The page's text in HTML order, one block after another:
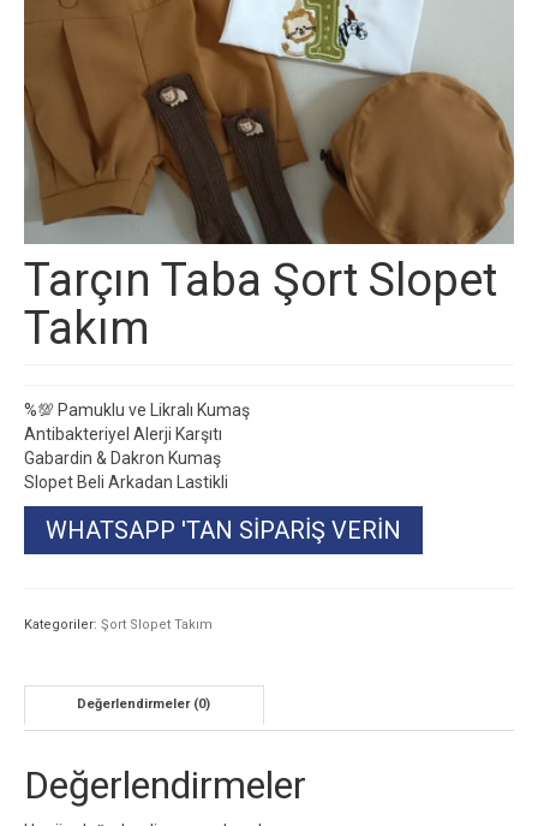
Tarçın Taba Şort Slopet
Takım
%💯 Pamuklu ve Likralı Kumaş
Antibakteriyel Alerji Karşıtı
Gabardin & Dakron Kumaş
Slopet Beli Arkadan Lastikli
WHATSAPP 'TAN SIPARIŞ VERIN
Kategoriler: Şort Slopet Takım
Değerlendirmeler (0)
Değerlendirmeler